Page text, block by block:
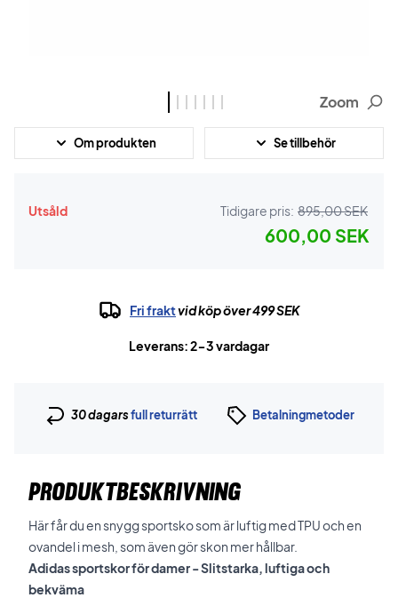
Zoom
Om produkten Se tillbehör
Utsåld Tidigare pris: 895,00 SEK
600,00 SEK
Fri fraktvid köp över 499 SEK
Leverans: 2-3 vardagar
30 dagarsfull returrätt Betalningmetoder
PRODUKTBESKRIVNING
Här får du en snygg sportsko som är luftig med TPU och en
ovandel i mesh, som även gör skon mer hållbar.
Adidas sportskor för damer - Slitstarka, luftiga och
bekväma